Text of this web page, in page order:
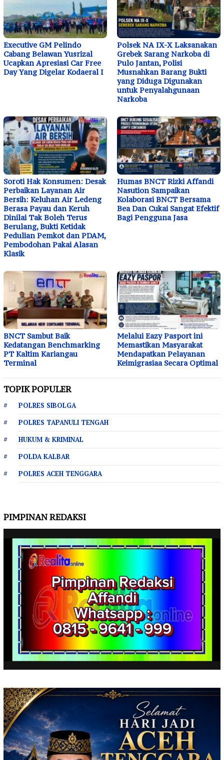
Executive GM Pelindo
Cabang Belawan Yusrizal
Ucapkan Apresiasi Car Free
Day Yang Digelar Kodaeral I
Polsek NA IX-X Laksanakan
Grebek Sarang Narkoba di
Pulo Jantan, Polisi
Musnahkan Barang Bukti
yang Diduga Digunakan
untuk Penyalahgunaan
Narkoba
Soroti Hak Konsumen: Desak
Perbaikan Layanan Air
Bersih: Keluhan Air Ledeng
Berasa Payau dan Keruh
Dinilai Tak Boleh Terus
Berulang, Bukti Ketidak
Pedulian Pemkot dan PDAM,
Pembodohan Pakai Alasan
Klasik
Humas BNCT Rizki Affandi
Nasution Sampaikan
Kolaborasi BNCT Bersama
Bea Dan Cukai Sangat Efektif
Bagi Pengguna Jasa
BNCT Sambut Baik
Kedatangan Benchmarking
PT Kaltim Kariangau
Terminal
Melalui Eazy Pasport ini
Memastikan Masyarakat
Mendapatkan Pelayanan
Keimigrasiaa Secara Optimal
TOPIK POPULER
POLRES SIBOLGA
POLRES TAPANULI TENGAH
HUKUM & KRIMINAL
POLDA KALBAR
POLRES ACEH TENGGARA
PIMPINAN REDAKSI